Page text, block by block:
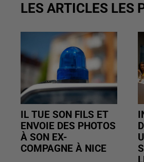
LES ARTICLES LES
IL TUE SON FILS ET
ENVOIE DES PHOTOS
À SON EX-
COMPAGNE À NICE